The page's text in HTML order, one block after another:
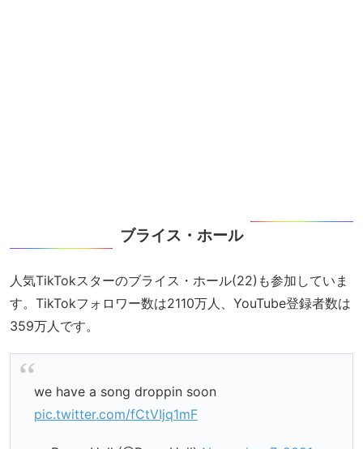
ブライス・ホール
人気TikTokスターのブライス・ホール(22)も参加していま
す。TikTokフォロワー数は2110万人、YouTube登録者数は
359万人です。
we have a song droppin soon
pic.twitter.com/fCtVIjq1mF